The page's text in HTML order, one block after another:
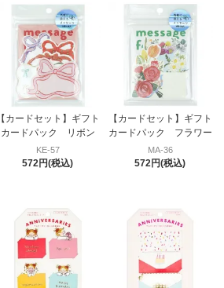
【カードセット】ギフト
カードパック リボン
KE-57
572円(税込)
【カードセット】ギフト
カードパック フラワー
MA-36
572円(税込)